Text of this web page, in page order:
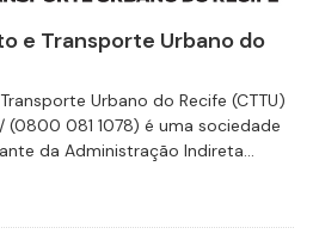
e Transporte Urbano do
Urbano do Recife (CTTU)
081 1078) é uma sociedade
da Administração Indireta...